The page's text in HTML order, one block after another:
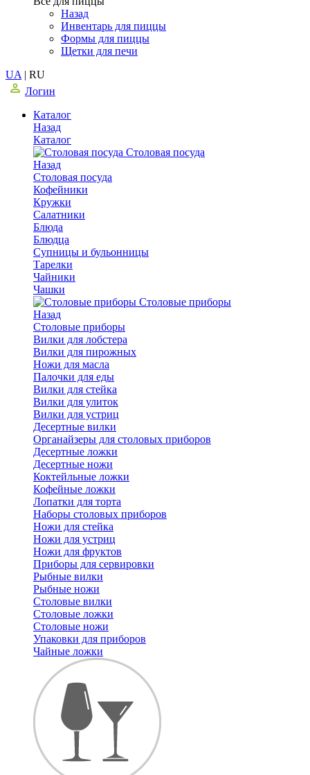
Назад
Инвентарь для пиццы
Формы для пиццы
Щетки для печи
UA | RU
Логин
Каталог
Назад
Каталог
Столовая посуда
Назад
Столовая посуда
Кофейники
Кружки
Салатники
Блюда
Блюдца
Супницы и бульонницы
Тарелки
Чайники
Чашки
Cтоловые приборы
Назад
Cтоловые приборы
Вилки для лобстера
Вилки для пирожных
Ножи для масла
Палочки для еды
Вилки для стейка
Вилки для улиток
Вилки для устриц
Десертные вилки
Органайзеры для столовых приборов
Десертные ложки
Десертные ножи
Коктейльные ложки
Кофейные ложки
Лопатки для торта
Наборы столовых приборов
Ножи для стейка
Ножи для устриц
Ножи для фруктов
Приборы для сервировки
Рыбные вилки
Рыбные ножи
Столовые вилки
Столовые ложки
Столовые ножи
Упаковки для приборов
Чайные ложки